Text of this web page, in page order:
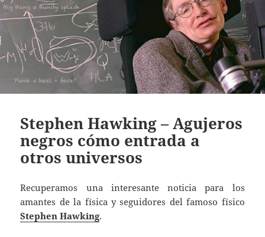
Stephen Hawking – Agujeros
negros cómo entrada a
otros universos
Recuperamos una interesante noticia para los
amantes de la física y seguidores del famoso físico
Stephen Hawking.